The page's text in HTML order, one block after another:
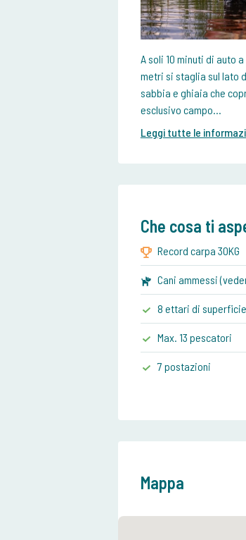
A soli 10 minuti di auto
metri si staglia sul lato
sabbia e ghiaia che
esclusivo campo...
Leggi tutte le
Che cosa ti
Record carpa 30KG
Cani ammessi
8 ettari di superficie
Max. 13 pescatori
7 postazioni
Mappa